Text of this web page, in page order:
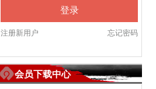
登录
忘记密码
注册新用户
会员下载中心